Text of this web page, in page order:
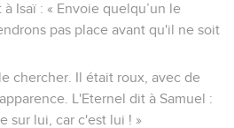
Isaï : « Envoie quelqu’un le
pas place avant qu'il ne soit
chercher. Il était roux, avec de
L'Eternel dit à Samuel :
sur lui, car c'est lui ! »